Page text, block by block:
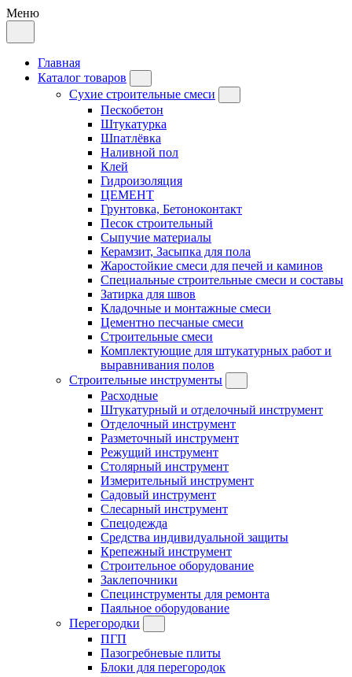
Меню
Главная
Каталог товаров
Сухие строительные смеси
Пескобетон
Штукатурка
Шпатлёвка
Наливной пол
Клей
Гидроизоляция
ЦЕМЕНТ
Грунтовка, Бетоноконтакт
Песок строительный
Сыпучие материалы
Керамзит, Засыпка для пола
Жаростойкие смеси для печей и каминов
Специальные строительные смеси и составы
Затирка для швов
Кладочные и монтажные смеси
Цементно песчаные смеси
Строительные смеси
Комплектующие для штукатурных работ и
выравнивания полов
Строительные инструменты
Расходные
Штукатурный и отделочный инструмент
Отделочный инструмент
Разметочный инструмент
Режущий инструмент
Столярный инструмент
Измерительный инструмент
Садовый инструмент
Слесарный инструмент
Спецодежда
Средства индивидуальной защиты
Крепежный инструмент
Строительное оборудование
Заклепочники
Специнструменты для ремонта
Паяльное оборудование
Перегородки
ПГП
Пазогребневые плиты
Блоки для перегородок